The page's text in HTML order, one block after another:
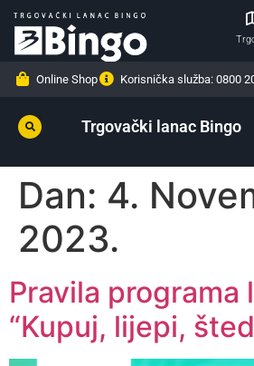
Online Shop Korisnička služba: 0800
Trgovački lanac Bingo
Dan: 4.
2023.
Pravila programa
“Kupuj, lijepi,